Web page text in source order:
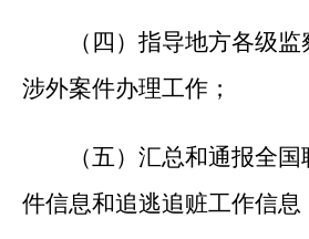
（四）指导地方各级监
涉外案件办理工作；
（五）汇总和通报全国
件信息和追逃追赃工作信息